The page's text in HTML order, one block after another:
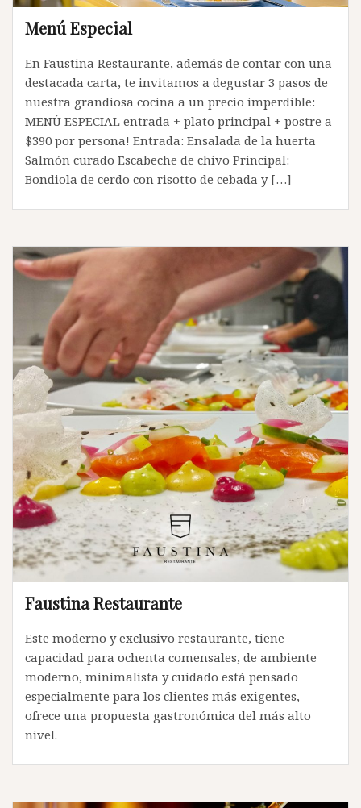
Menú Especial
En Faustina Restaurante, además de contar con una
destacada carta, te invitamos a degustar 3 pasos de
nuestra grandiosa cocina a un precio imperdible:
MENÚ ESPECIAL entrada + plato principal + postre a
$390 por persona! Entrada: Ensalada de la huerta
Salmón curado Escabeche de chivo Principal:
Bondiola de cerdo con risotto de cebada y […]
Faustina Restaurante
Este moderno y exclusivo restaurante, tiene
capacidad para ochenta comensales, de ambiente
moderno, minimalista y cuidado está pensado
especialmente para los clientes más exigentes,
ofrece una propuesta gastronómica del más alto
nivel.